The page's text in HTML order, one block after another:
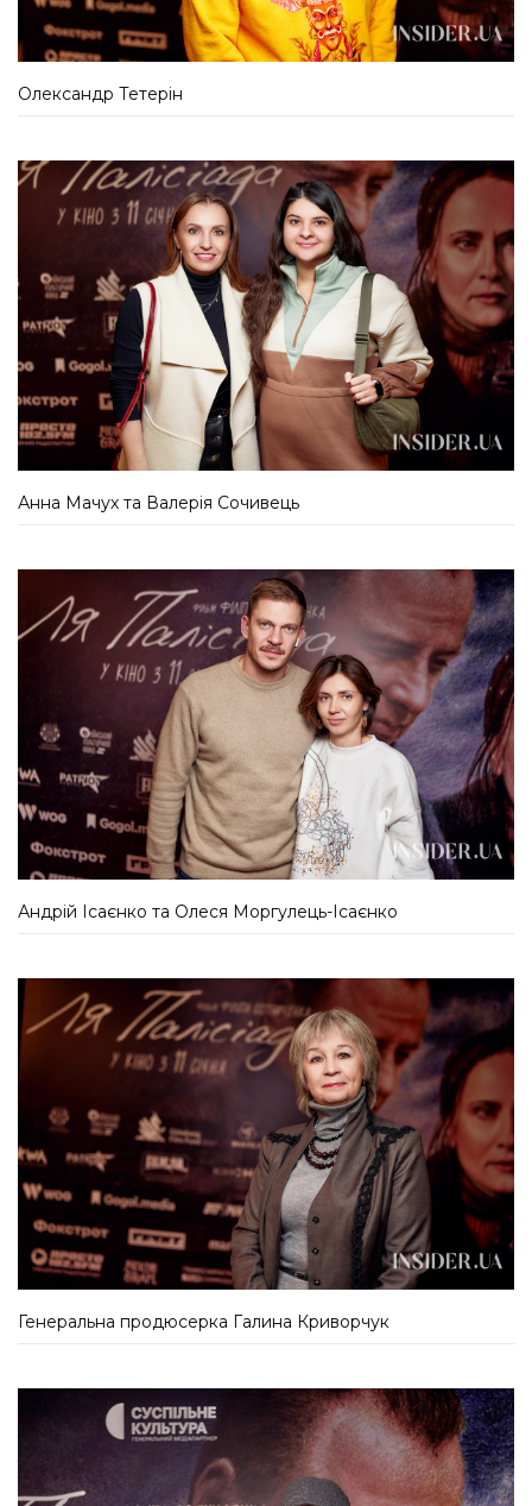
Олександр Тетерін
Анна Мачух та Валерія Сочивець
Андрій Ісаєнко та Олеся Моргулець-Ісаєнко
Генеральна продюсерка Галина Криворчук